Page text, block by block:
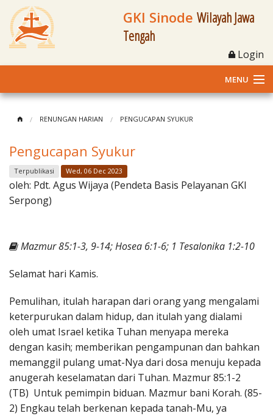
GKI Sinode Wilayah Jawa
Tengah
Login
MENU
Klasis dan Jemaat
Berita Kegiatan
Materi
RENUNGAN HARIAN PENGUCAPAN SYUKUR
Pengucapan Syukur
Terpublikasi Wed, 06 Dec 2023
oleh: Pdt. Agus Wijaya (Pendeta Basis Pelayanan GKI
Serpong)
Mazmur 85:1-3, 9-14; Hosea 6:1-6; 1 Tesalonika 1:2-10
Selamat hari Kamis.
Pemulihan, itulah harapan dari orang yang mengalami
keterpurukan dalam hidup, dan itulah yang dialami
oleh umat Israel ketika Tuhan menyapa mereka
dengan kasih; memberikan pengampunan dan bahkan
memanggil pulang umat-Nya dari dosa menuju kepada
anugerah keselamatan dari Tuhan. Mazmur 85:1-2
(TB) Untuk pemimpin biduan. Mazmur bani Korah. (85-
2) Engkau telah berkenan kepada tanah-Mu, ya